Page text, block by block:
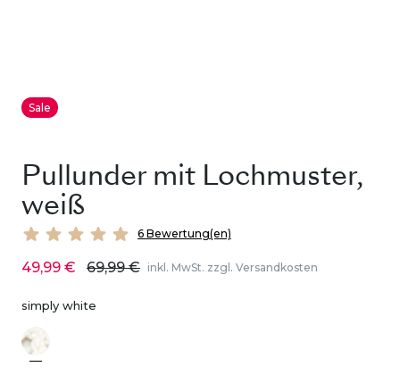
Sale
Pullunder mit Lochmuster,
weiß
6 Bewertung(en)
49,99 € 69,99 € inkl. MwSt. zzgl. Versandkosten
simply white